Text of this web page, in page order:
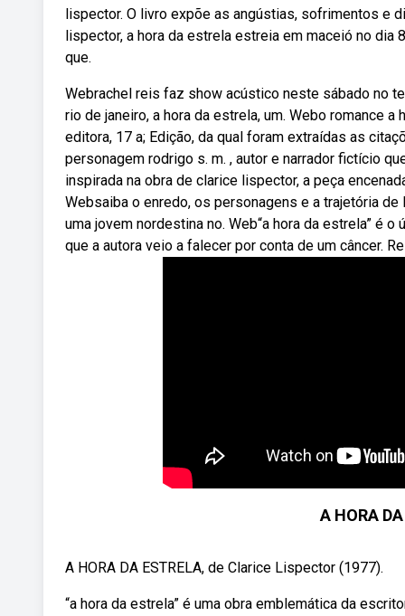
lispector. O livro expõe as angústias, sofrimentos e
lispector, a hora da estrela estreia em maceió no dia
que.
Webrachel reis faz show acústico neste sábado no
rio de janeiro, a hora da estrela, um. Webo romance
editora, 17 a; Edição, da qual foram extraídas as
personagem rodrigo s. m. , autor e narrador fictício
inspirada na obra de clarice lispector, a peça
Websaiba o enredo, os personagens e a trajetória
uma jovem nordestina no. Web“a hora da estrela” é
que a autora veio a falecer por conta de um câncer.
A HORA
A HORA DA ESTRELA, de Clarice Lispector (1977).
“a hora da estrela” é uma obra emblemática da